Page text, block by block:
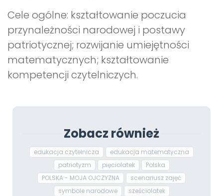
Cele ogólne: kształtowanie poczucia
przynależności narodowej i postawy
patriotycznej; rozwijanie umiejętności
matematycznych; kształtowanie
kompetencji czytelniczych.
Zobacz również
edukacja czytelnicza
edukacja matematyczna
patriotyzm
pięciolatek
Polska
POLSKA - MOJA OJCZYZNA
scenariusz zajęć
symbole narodowe
sześciolatek